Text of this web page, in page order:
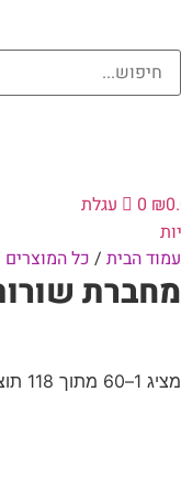
₪
0
עגלת
עמוד הבית / כל המוצרים
מחברת
מציג 1–60 מתוך 118 תוצאות